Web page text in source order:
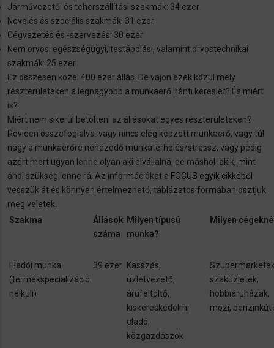
Járművezetői és teherszállítási szakmák: 34 ezer
Nevelés és szociális szakmák: 31 ezer
Cégvezetés és -szervezés: 30 ezer
Nem orvosi egészségügyi, testápolási, valamint orvostechnikai
szakmák: 25 ezer
Ez összesen közel 400 ezer állás. De vajon ezek közül mely
részterületeken a legnagyobb a munkaerő iránti kereslet? És miért
is?
Miért nem sikerül betölteni az állásokat egyes részterületeken?
Röviden összefoglalva: vagy nincs elég képzett munkaerő, vagy túl
nagy a munkaerőre nehezedő munkaterhelés/stressz, vagy pedig
azért mert ugyan lenne olyan aki elvállalná, de máshol lakik, mint
ahol szükség lenne rá. Az információkat a FOCUS egyik cikkéből
vesszük át és könnyen értelmezhető, táblázatos formában osztjuk
meg veletek.
Szakma
Állások
száma
Milyen típusú
munka?
Milyen
Eladói munka
(termékspecializáció
nélküli)
39 ezer
Kasszás,
üzletvezető,
árufeltöltő,
kiskereskedelmi
eladó,
közgazdászok
szaküzletek,
hobbiáruházak,
mozi, benzinkút